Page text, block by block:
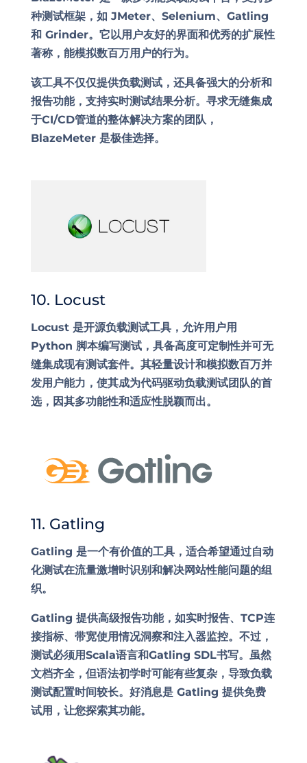
种测试框架，如 JMeter、Selenium、Gatling
和 Grinder。它以用户友好的界面和优秀的扩展性
著称，能模拟数百万用户的行为。
该工具不仅仅提供负载测试，还具备强大的分析和
报告功能，支持实时测试结果分析。寻求无缝集成
于CI/CD管道的整体解决方案的团队，
BlazeMeter 是极佳选择。
10. Locust
Locust 是开源负载测试工具，允许用户用
Python 脚本编写测试，具备高度可定制性并可无
缝集成现有测试套件。其轻量设计和模拟数百万并
发用户能力，使其成为代码驱动负载测试团队的首
选，因其多功能性和适应性脱颖而出。
11. Gatling
Gatling 是一个有价值的工具，适合希望通过自动
化测试在流量激增时识别和解决网站性能问题的组
织。
Gatling 提供高级报告功能，如实时报告、TCP连
接指标、带宽使用情况洞察和注入器监控。不过，
测试必须用Scala语言和Gatling SDL书写。虽然
文档齐全，但语法初学时可能有些复杂，导致负载
测试配置时间较长。好消息是 Gatling 提供免费
试用，让您探索其功能。